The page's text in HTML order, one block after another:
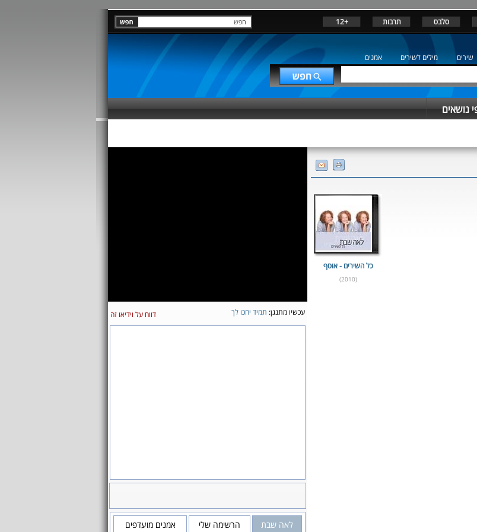
סלבס תרבות +12
שירים מילים לשירים אמנים
נושאים
כל השירים - אוסף
(2010)
עכשיו מתנגן: תמיד יחכו לך דווח על וידיאו זה
לאה שבת הרשימה שלי אמנים מועדפים